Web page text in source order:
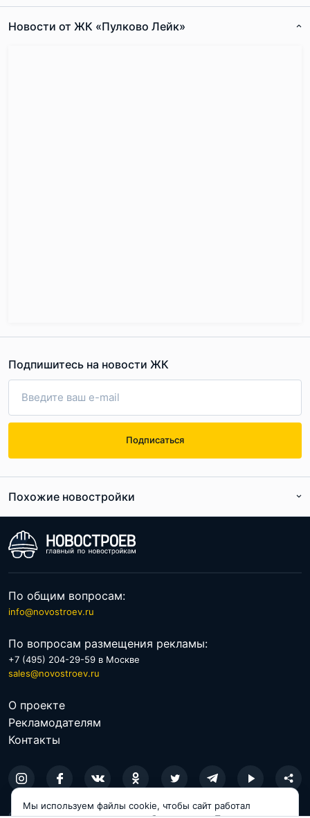
Новости от ЖК «Пулково Лейк»
Подпишитесь на новости ЖК
Подписаться
Похожие новостройки
По расположению
По общим вопросам:
info@novostroev.ru
По вопросам размещения рекламы:
+7 (495) 204-29-59 в Москве
sales@novostroev.ru
О проекте
Рекламодателям
Контакты
© 2026 NOVOSTROEV.RU
Мы используем файлы cookie, чтобы сайт работал